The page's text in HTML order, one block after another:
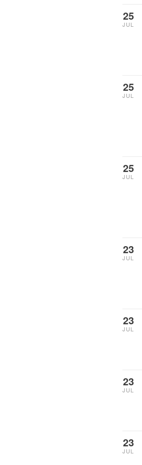
25
JUL
25
JUL
25
JUL
23
JUL
23
JUL
23
JUL
23
JUL